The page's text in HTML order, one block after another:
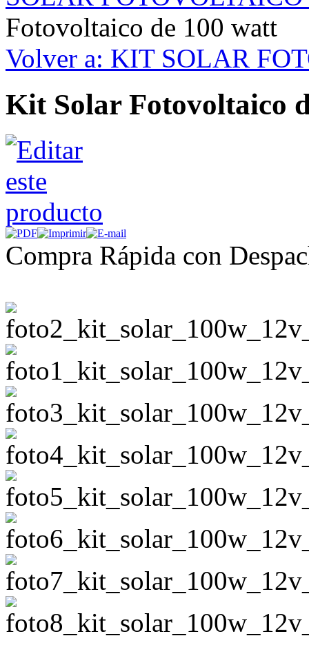
Fotovoltaico de 100 watt
Volver a: KIT SOLAR
Kit Solar Fotovoltaico
Compra Rápida con